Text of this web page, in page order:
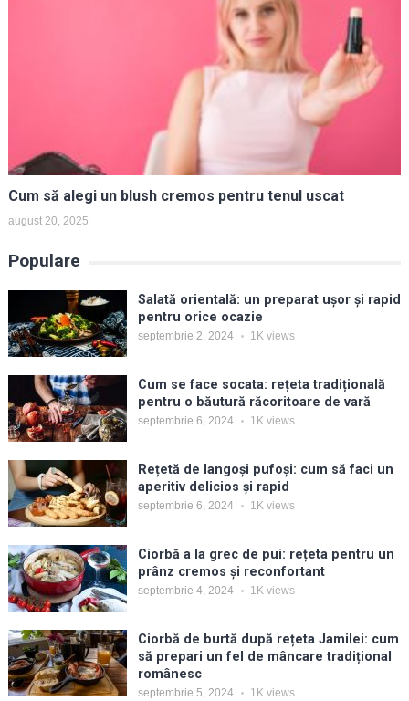
Cum să alegi un blush cremos pentru tenul uscat
august 20, 2025
Populare
Salată orientală: un preparat ușor și rapid
pentru orice ocazie
septembrie 2, 2024 1Kviews
Cum se face socata: rețeta tradițională
pentru o băutură răcoritoare de vară
septembrie 6, 2024 1Kviews
Rețetă de langoși pufoși: cum să faci un
aperitiv delicios și rapid
septembrie 6, 2024 1Kviews
Ciorbă a la grec de pui: rețeta pentru un
prânz cremos și reconfortant
septembrie 4, 2024 1Kviews
Ciorbă de burtă după rețeta Jamilei: cum
să prepari un fel de mâncare tradițional
românesc
septembrie 5, 2024 1Kviews